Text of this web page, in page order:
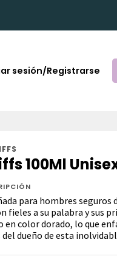
sesión/Registrarse
100Ml
para hombres seguros
fieles a su palabra y sus
en color dorado, lo que
dueño de esta